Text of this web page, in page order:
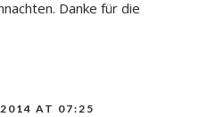
Danke für die
AT 07:25